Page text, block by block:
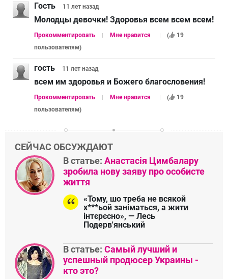
Гость 11 лет назад
Молодцы девочки! Здоровья всем всем всем!
Прокомментировать Мне нравится (
19
пользователям)
гость 11 лет назад
всем им здоровья и Божего благословения!
Прокомментировать Мне нравится (
19
пользователям)
СЕЙЧАС ОБСУЖДАЮТ
В статье: Анастасія Цимбалару
зробила нову заяву про особисте
життя
«Тому, шо треба не всякой
х***ьой заніматься, а жити
інтєрєсно», — Лесь
Подерв'янський
В статье: Самый лучший и
успешный продюсер Украины -
кто это?